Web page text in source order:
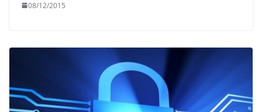
08/12/2015